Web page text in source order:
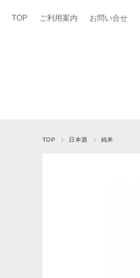
TOP ご利用案内 お問い合せ
TOP 日本酒 純米